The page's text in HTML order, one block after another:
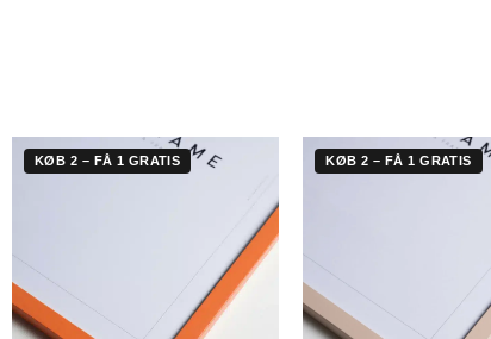
KØB 2 – FÅ 1 GRATIS KØB 2 – FÅ 1 GRATIS